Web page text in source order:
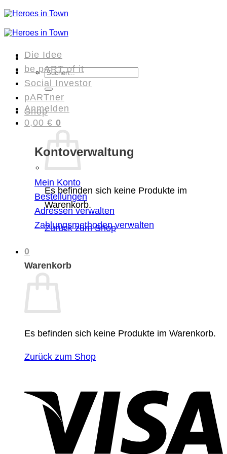
Zum
Inhalt
Suchen
nach:
Anmelden
0,00 € 0
Es befinden sich keine Produkte im
Warenkorb.
Zurück zum Shop
0
Warenkorb
Es befinden sich keine Produkte im Warenkorb.
Zurück zum Shop
Die Idee
be pART of it
Social Investor
pARTner
Shop
Kontoverwaltung
Mein Konto
Bestellungen
Adressen verwalten
Zahlungsmethoden verwalten